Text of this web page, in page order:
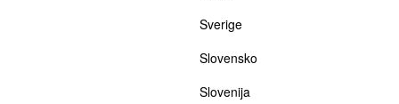
Sverige
Slovensko
Slovenija